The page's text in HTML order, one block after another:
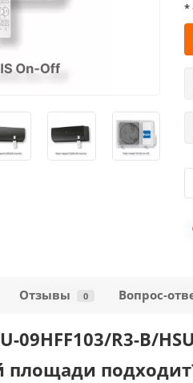
*
Отзывы 0 Вопрос-
R3-B/